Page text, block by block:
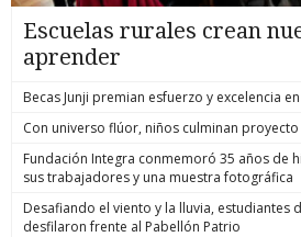
Escuelas rurales crean
aprender
Becas Junji premian esfuerzo y excelencia
Con universo flúor, niños culminan
Fundación Integra conmemoró 35 años de
sus trabajadores y una muestra fotográfica
Desafiando el viento y la lluvia, estudiantes
desfilaron frente al Pabellón Patrio